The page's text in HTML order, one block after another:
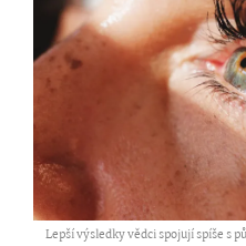
Lepší výsledky vědci spojují spíše s